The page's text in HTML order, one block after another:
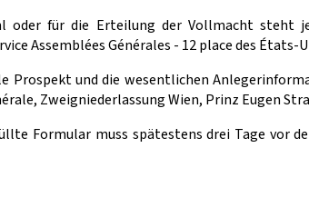
oder für die Erteilung der Vollmacht steht
Assemblées Générales - 12 place des
Prospekt und die wesentlichen
Zweigniederlassung Wien, Prinz Eugen
Formular muss spätestens drei Tage vor